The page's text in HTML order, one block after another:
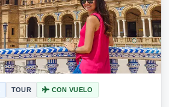
TOUR CON VUELO